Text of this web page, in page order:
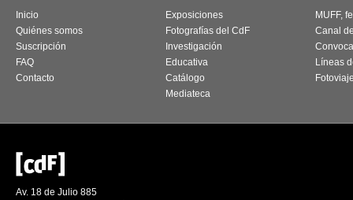
Inicio
Quiénes somos
Suscripción
FAQ
Contacto
Exposiciones
Fotografías del CdF
Investigación
Educativa
Catálogo
Mediateca
MUFF,
Canal
Líneas
Av. 18 de Julio 885